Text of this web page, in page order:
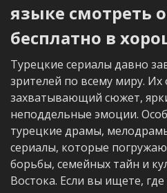
языке смотреть
бесплатно в
Турецкие сериалы давно
зрителей по всему миру. Их
захватывающий сюжет,
неподдельные эмоции.
турецкие драмы,
сериалы, которые
борьбы, семейных тайн и
Востока. Если вы ищете,